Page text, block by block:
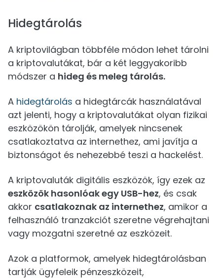
Hidegtárolás
A kriptovilágban többféle módon lehet tárolni
a kriptovalutákat, bár a két leggyakoribb
módszer a hideg és meleg tárolás.
A hidegtárolás a hidegtárcák használatával
azt jelenti, hogy a kriptovalutákat olyan fizikai
eszközökön tárolják, amelyek nincsenek
csatlakoztatva az internethez, ami javítja a
biztonságot és nehezebbé teszi a hackelést.
A kriptovaluták digitális eszközök, így ezek az
eszközök hasonlóak egy USB-hez, és csak
akkor csatlakoznak az internethez, amikor a
felhasználó tranzakciót szeretne végrehajtani
vagy mozgatni szeretné az eszközeit.
Azok a platformok, amelyek hidegtárolásban
tartják ügyfeleik pénzeszközeit,